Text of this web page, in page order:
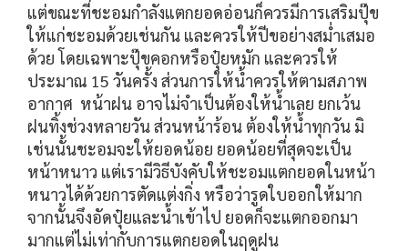
แต่ขณะที่ชะอมกำลังแตกยอดอ่อนก็ควรมีการเสริมปุ๊ข
ให้แก่ชะอมด้วยเช่นกัน และควรให้ปีขอย่างสม่ำเสมอ
ด้วย โดยเฉพาะปุ๊ขคอกหรือปุ๋ยหมัก และควรให้
ประมาณ 15 วันครั้ง ส่วนการให้น้ำควรให้ตามสภาพ
อากาศ หน้าฝน อาจไม่จำเป็นต้องให้น้ำเลย ยกเว้น
ฝนทิ้งช่วงหลายวัน ส่วนหน้าร้อน ต้องให้น้ำทุกวัน มิ
เช่นนั้นชะอมจะให้ยอดน้อย ยอดน้อยที่สุดจะเป็น
หน้าหนาว แต่เรามีวิธีบังคับให้ชะอมแตกยอดในหน้า
หนาวได้ด้วยการตัดแต่งกิ่ง หรือว่ารูดใบออกให้มาก
จากนั้นจึงอัดปุ๋ยและน้ำเข้าไป ยอดก็จะแตกออกมา
มากแต่ไม่เท่ากับการแตกยอดในฤดูฝน